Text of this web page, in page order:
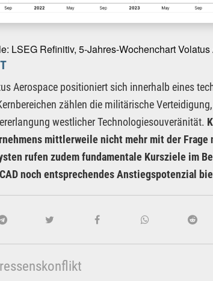
LSEG Refinitiv, 5-Jahres-Wochenchart
Aerospace positioniert sich innerhalb eines
zählen die militärische
westlicher Technologiesouveränität.
mittlerweile nicht mehr mit der Frage
rufen zudem fundamentale Kursziele im
noch entsprechendes Anstiegspotenzial